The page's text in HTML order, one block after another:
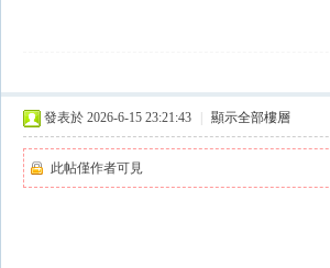
發表於 2026-6-15 23:21:43 顯示全部樓層
此帖僅作者可見